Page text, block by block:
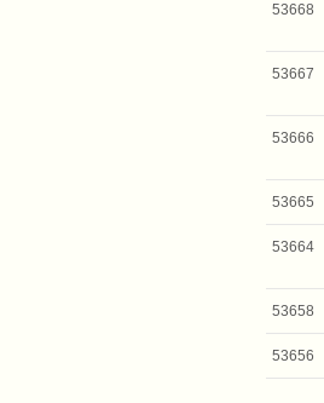
53668
53667
53666
53665
53664
53658
53656